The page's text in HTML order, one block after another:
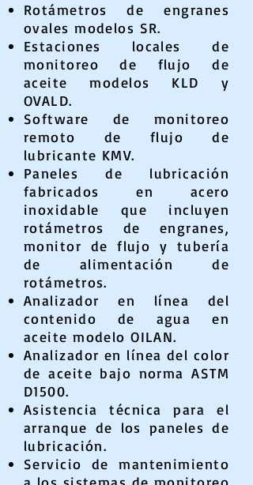
Rotámetros de engranes
ovales modelos SR.
Estaciones locales de
monitoreo de flujo de
aceite modelos KLD y
OVALD.
Software de monitoreo
remoto de flujo de
lubricante KMV.
Paneles de lubricación
fabricados en acero
inoxidable que incluyen
rotámetros de engranes,
monitor de flujo y tubería
de alimentación de
rotámetros.
Analizador en línea del
contenido de agua en
aceite modelo OILAN.
Analizador en línea del color
de aceite bajo norma ASTM
D1500.
Asistencia técnica para el
arranque de los paneles de
lubricación.
Servicio de mantenimiento